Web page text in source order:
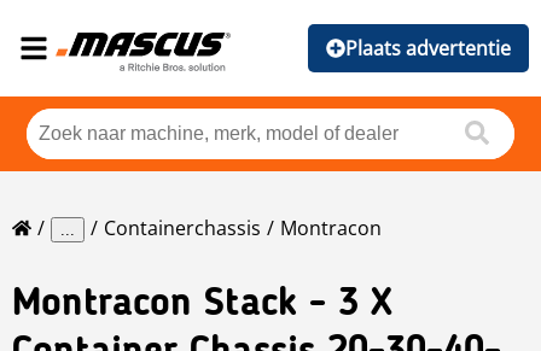
Plaats advertentie
... Containerchassis Montracon
Montracon Stack - 3 X